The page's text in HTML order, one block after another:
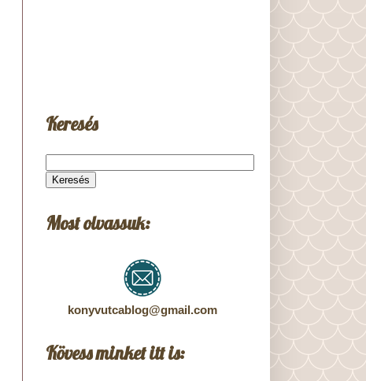
Keresés
Most olvassuk:
konyvutcablog@gmail.com
Kövess minket itt is: